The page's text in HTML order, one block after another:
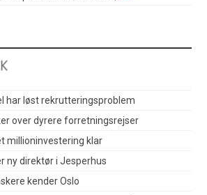
har løst rekrutteringsproblem
over dyrere forretningsrejser
millioninvestering klar
ny direktør i Jesperhus
kender Oslo